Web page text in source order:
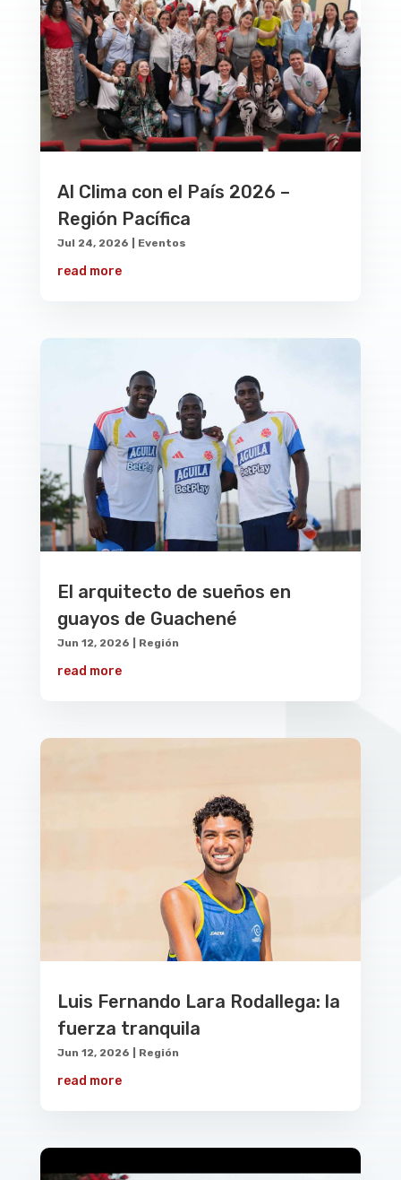
Al Clima con el País 2026 –
Región Pacífica
Jul 24, 2026 Eventos
read more
El arquitecto de sueños en
guayos de Guachené
Jun 12, 2026 Región
read more
Luis Fernando Lara Rodallega: la
fuerza tranquila
Jun 12, 2026 Región
read more